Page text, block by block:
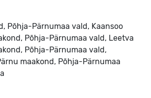
Põhja-Pärnumaa vald, Kaansoo
Põhja-Pärnumaa vald, Leetva
Põhja-Pärnumaa vald,
maakond, Põhja-Pärnumaa